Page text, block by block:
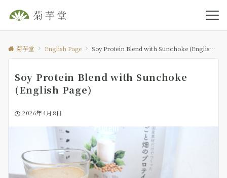
菊芋堂 English Page Soy Protein Blend with Sunchoke (English Page)
Soy Protein Blend with Sunchoke
(English Page)
2026年4月8日